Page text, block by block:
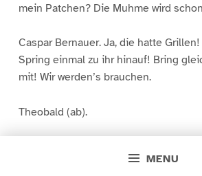
MENU
mein Patchen? Die Muhme wird
Caspar Bernauer. Ja, die hatte
Spring einmal zu ihr hinauf! Bring
mit! Wir werden’s brauchen.
Theobald (ab).